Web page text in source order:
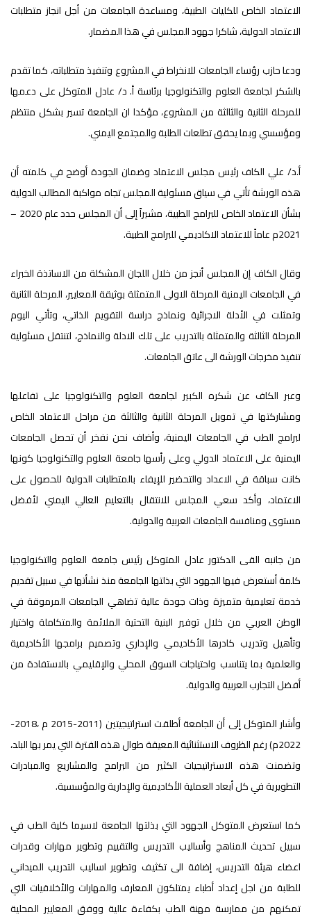
الاعتماد الخاص للكليات الطبية، ومساعدة الجامعات من أجل انجاز متطلبات
الاعتماد الدولية، شاكرا جهود المجلس في هذا المضمار.
ودعا حازب رؤساء الجامعات للانخراط في المشروع وتنفيذ متطلباته، كما تقدم
بالشكر لجامعة العلوم والتكنولوجيا برئاسة أ. د/ عادل المتوكل على دعمها
للمرحلة الثانية والثالثة من المشروع، مؤكدا ان الجامعة تسير بشكل منتظم
ومؤسسي وبما يحقق تطلعات الطلبة والمجتمع اليمني.
أ.د/ علي الكاف رئيس مجلس الاعتماد وضمان الجودة أوضح في كلمته أن
هذه الورشة تأتي في سياق مسئولية المجلس تجاه مواكبة المطالب الدولية
بشأن الاعتماد الخاص للبرامج الطبية، مشيراً إلى أن المجلس حدد عام 2020 –
2021م عاماً للاعتماد الاكاديمي للبرامج الطبية.
وقال الكاف إن المجلس أنجز من خلال اللجان المشكلة من الاساتذة الخبراء
في الجامعات اليمنية المرحلة الاولى المتمثلة بوثيقة المعايير، المرحلة الثانية
وتمثلت في الأدلة الاجرائية ونماذج دراسة التقويم الذاتي، وتأتي اليوم
المرحلة الثالثة والمتمثلة بالتدريب على تلك الادلة والنماذج، لتنتقل مسئولية
تنفيذ مخرجات الورشة الى عاتق الجامعات.
وعبر الكاف عن شكره الكبير لجامعة العلوم والتكنولوجيا على تفاعلها
ومشاركتها في تمويل المرحلة الثانية والثالثة من مراحل الاعتماد الخاص
لبرامج الطب في الجامعات اليمنية، وأضاف نحن نفخر أن تحصل الجامعات
اليمنية على الاعتماد الدولي وعلى رأسها جامعة العلوم والتكنولوجيا كونها
كانت سباقة في الاعداد والتحضير للإيفاء بالمتطلبات الدولية للحصول على
الاعتماد، وأكد سعي المجلس للانتقال بالتعليم العالي اليمني لأفضل
مستوى ومنافسة الجامعات العربية والدولية.
من جانبه القى الدكتور عادل المتوكل رئيس جامعة العلوم والتكنولوجيا
كلمة أستعرض فيها الجهود التي بذلتها الجامعة منذ نشأتها في سبيل تقديم
خدمة تعليمية متميزة وذات جودة عالية تضاهي الجامعات المرموقة في
الوطن العربي من خلال توفير البنية التحتية الملائمة والمتكاملة واختيار
وتأهيل وتدريب كادرها الأكاديمي والإداري وتصميم برامجها الأكاديمية
والعلمية بما يتناسب واحتياجات السوق المحلي والإقليمي بالاستفادة من
أفضل التجارب العربية والدولية.
وأشار المتوكل إلى أن الجامعة أطلقت استراتيجيتين (2011-2015 م ،2018-
2022م) رغم الظروف الاستثنائية المعيقة طوال هذه الفترة التي يمر بها البلد،
وتضمنت هذه الاستراتيجيات الكثير من البرامج والمشاريع والمبادرات
التطويرية في كل أبعاد العملية الأكاديمية والإدارية والمؤسسية.
كما استعرض المتوكل الجهود التي بذلتها الجامعة لاسيما كلية الطب في
سبيل تحديث المناهج وأساليب التدريس والتقييم وتطوير مهارات وقدرات
اعضاء هيئة التدريس، إضافة الى تكثيف وتطوير اساليب التدريب الميداني
للطلبة من اجل إعداد أطباء يمتلكون المعارف والمهارات والأخلاقيات التي
تمكنهم من ممارسة مهنة الطب بكفاءة عالية ووفق المعايير المحلية